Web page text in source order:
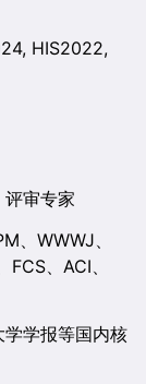
HIS2022,
审专家
、WWWJ、
、ACI、
学报等国内核